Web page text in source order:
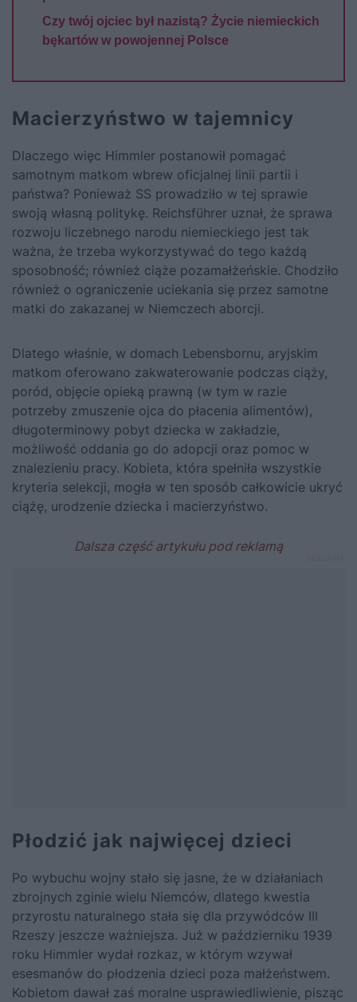
Czy twój ojciec był nazistą? Życie niemieckich
bękartów w powojennej Polsce
Macierzyństwo w tajemnicy
Dlaczego więc Himmler postanowił pomagać
samotnym matkom wbrew oficjalnej linii partii i
państwa? Ponieważ SS prowadziło w tej sprawie
swoją własną politykę. Reichsführer uznał, że sprawa
rozwoju liczebnego narodu niemieckiego jest tak
ważna, że trzeba wykorzystywać do tego każdą
sposobność; również ciąże pozamałżeńskie. Chodziło
również o ograniczenie uciekania się przez samotne
matki do zakazanej w Niemczech aborcji.
Dlatego właśnie, w domach Lebensbornu, aryjskim
matkom oferowano zakwaterowanie podczas ciąży,
poród, objęcie opieką prawną (w tym w razie
potrzeby zmuszenie ojca do płacenia alimentów),
długoterminowy pobyt dziecka w zakładzie,
możliwość oddania go do adopcji oraz pomoc w
znalezieniu pracy. Kobieta, która spełniła wszystkie
kryteria selekcji, mogła w ten sposób całkowicie ukryć
ciążę, urodzenie dziecka i macierzyństwo.
Płodzić jak najwięcej dzieci
Po wybuchu wojny stało się jasne, że w działaniach
zbrojnych zginie wielu Niemców, dlatego kwestia
przyrostu naturalnego stała się dla przywódców III
Rzeszy jeszcze ważniejsza. Już w październiku 1939
roku Himmler wydał rozkaz, w którym wzywał
esesmanów do płodzenia dzieci poza małżeństwem.
Kobietom dawał zaś moralne usprawiedliwienie, pisząc